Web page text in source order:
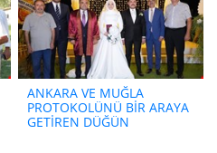
ANKARA VE MUĞLA
PROTOKOLÜNÜ BİR ARAYA
GETİREN DÜĞÜN